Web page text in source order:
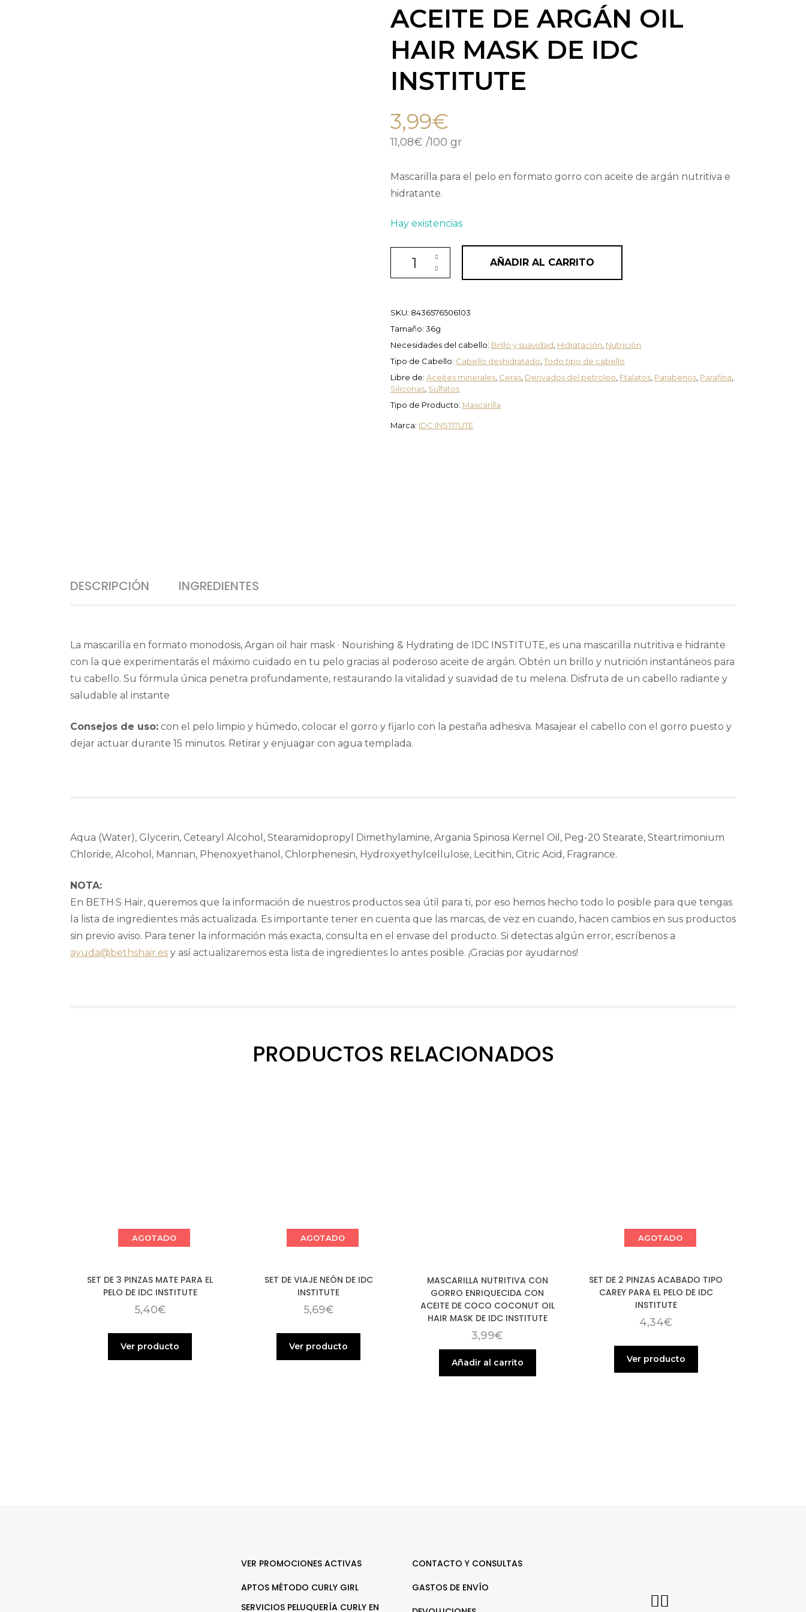
ACEITE DE ARGÁN OIL
HAIR MASK DE IDC
INSTITUTE
3,99€
11,08€ /100 gr
Mascarilla para el pelo en formato gorro con aceite de argán nutritiva e
hidratante.
Hay existencias
Mascarilla nutritiva e hidratante con gorro enriquecida con aceite de Argán oil hair
AÑADIR AL CARRITO
SKU: 8436576506103
Tamaño: 36g
Necesidades del cabello: Brillo y suavidad, Hidratación, Nutrición
Tipo de Cabello: Cabello deshidratado,Todo tipo de cabello
Libre de: Aceites minerales, Ceras, Derivados del petroleo, Ftalatos, Parabenos, Parafina,
Siliconas, Sulfatos
Tipo de Producto: Mascarilla
Marca: IDC INSTITUTE
DESCRIPCIÓN INGREDIENTES
La mascarilla en formato monodosis, Argan oil hair mask · Nourishing & Hydrating de IDC INSTITUTE, es una mascarilla nutritiva e hidrante
con la que experimentarás el máximo cuidado en tu pelo gracias al poderoso aceite de argán. Obtén un brillo y nutrición instantáneos para
tu cabello. Su fórmula única penetra profundamente, restaurando la vitalidad y suavidad de tu melena. Disfruta de un cabello radiante y
saludable al instante
Consejos de uso: con el pelo limpio y húmedo, colocar el gorro y fijarlo con la pestaña adhesiva. Masajear el cabello con el gorro puesto y
dejar actuar durante 15 minutos. Retirar y enjuagar con agua templada.
Aqua (Water), Glycerin, Cetearyl Alcohol, Stearamidopropyl Dimethylamine, Argania Spinosa Kernel Oil, Peg-20 Stearate, Steartrimonium
Chloride, Alcohol, Mannan, Phenoxyethanol, Chlorphenesin, Hydroxyethylcellulose, Lecithin, Citric Acid, Fragrance.
NOTA:
En BETH·S Hair, queremos que la información de nuestros productos sea útil para ti, por eso hemos hecho todo lo posible para que tengas
la lista de ingredientes más actualizada. Es importante tener en cuenta que las marcas, de vez en cuando, hacen cambios en sus productos
sin previo aviso. Para tener la información más exacta, consulta en el envase del producto. Si detectas algún error, escríbenos a
ayuda@bethshair.es y así actualizaremos esta lista de ingredientes lo antes posible. ¡Gracias por ayudarnos!
PRODUCTOS RELACIONADOS
AGOTADO
SET DE 3 PINZAS MATE PARA EL
PELO DE IDC INSTITUTE
5,40€
Ver producto
AGOTADO
SET DE VIAJE NEÓN DE IDC
INSTITUTE
5,69€
Ver producto
MASCARILLA NUTRITIVA CON
GORRO ENRIQUECIDA CON
ACEITE DE COCO COCONUT OIL
HAIR MASK DE IDC INSTITUTE
3,99€
Añadir al carrito
AGOTADO
SET DE 2 PINZAS ACABADO TIPO
CAREY PARA EL PELO DE IDC
INSTITUTE
4,34€
Ver producto
VER PROMOCIONES ACTIVAS
APTOS MÉTODO CURLY GIRL
SERVICIOS PELUQUERÍA CURLY EN
CONTACTO Y CONSULTAS
GASTOS DE ENVÍO